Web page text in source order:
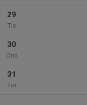
29
Tis
30
Ons
31
Tor